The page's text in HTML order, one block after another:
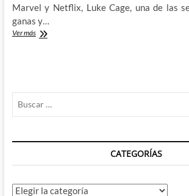
Marvel y Netflix, Luke Cage, una de las
ganas y…
Ver másLuke
Where's
my
Man,
CATEGORÍAS
Categorías